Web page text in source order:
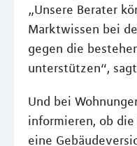
„Unsere Berater
Marktwissen bei
gegen die
unterstützen“,
Und bei
informieren, ob
eine